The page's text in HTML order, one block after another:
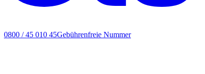
0800 / 45 010 45Gebührenfreie Nummer